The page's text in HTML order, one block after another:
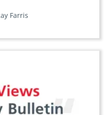
Farris